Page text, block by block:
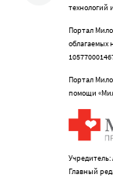
технологий
Портал
облагаемых
Портал
помощи
Главный